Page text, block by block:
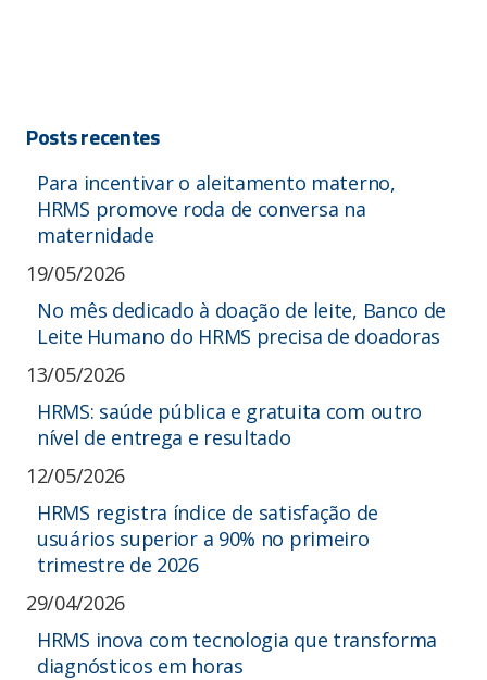
Posts recentes
Para incentivar o aleitamento materno,
HRMS promove roda de conversa na
maternidade
19/05/2026
No mês dedicado à doação de leite, Banco de
Leite Humano do HRMS precisa de doadoras
13/05/2026
HRMS: saúde pública e gratuita com outro
nível de entrega e resultado
12/05/2026
HRMS registra índice de satisfação de
usuários superior a 90% no primeiro
trimestre de 2026
29/04/2026
HRMS inova com tecnologia que transforma
diagnósticos em horas